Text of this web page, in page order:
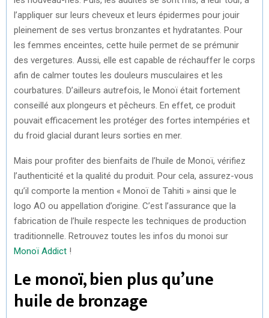
l’appliquer sur leurs cheveux et leurs épidermes pour jouir
pleinement de ses vertus bronzantes et hydratantes. Pour
les femmes enceintes, cette huile permet de se prémunir
des vergetures. Aussi, elle est capable de réchauffer le corps
afin de calmer toutes les douleurs musculaires et les
courbatures. D’ailleurs autrefois, le Monoï était fortement
conseillé aux plongeurs et pêcheurs. En effet, ce produit
pouvait efficacement les protéger des fortes intempéries et
du froid glacial durant leurs sorties en mer.
Mais pour profiter des bienfaits de l’huile de Monoï, vérifiez
l’authenticité et la qualité du produit. Pour cela, assurez-vous
qu’il comporte la mention « Monoï de Tahiti » ainsi que le
logo AO ou appellation d’origine. C’est l’assurance que la
fabrication de l’huile respecte les techniques de production
traditionnelle. Retrouvez toutes les infos du monoi sur
Monoï Addict !
Le monoï, bien plus qu’une
huile de bronzage